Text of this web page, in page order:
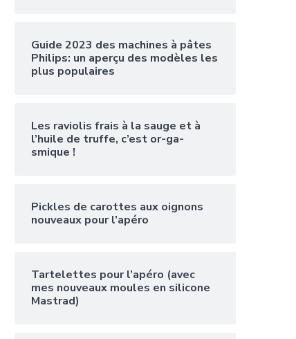
Guide 2023 des machines à pâtes
Philips: un aperçu des modèles les
plus populaires
Les raviolis frais à la sauge et à
l’huile de truffe, c’est or-ga-
smique !
Pickles de carottes aux oignons
nouveaux pour l’apéro
Tartelettes pour l’apéro (avec
mes nouveaux moules en silicone
Mastrad)